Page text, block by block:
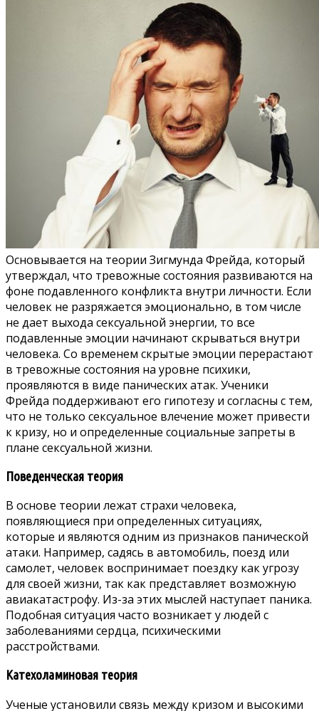
Основывается на теории Зигмунда Фрейда, который
утверждал, что тревожные состояния развиваются на
фоне подавленного конфликта внутри личности. Если
человек не разряжается эмоционально, в том числе
не дает выхода сексуальной энергии, то все
подавленные эмоции начинают скрываться внутри
человека. Со временем скрытые эмоции перерастают
в тревожные состояния на уровне психики,
проявляются в виде панических атак. Ученики
Фрейда поддерживают его гипотезу и согласны с тем,
что не только сексуальное влечение может привести
к кризу, но и определенные социальные запреты в
плане сексуальной жизни.
Поведенческая теория
В основе теории лежат страхи человека,
появляющиеся при определенных ситуациях,
которые и являются одним из признаков панической
атаки. Например, садясь в автомобиль, поезд или
самолет, человек воспринимает поездку как угрозу
для своей жизни, так как представляет возможную
авиакатастрофу. Из-за этих мыслей наступает паника.
Подобная ситуация часто возникает у людей с
заболеваниями сердца, психическими
расстройствами.
Катехоламиновая теория
Ученые установили связь между кризом и высокими